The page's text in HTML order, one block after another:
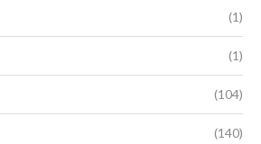
(1)
(1)
(104)
(140)